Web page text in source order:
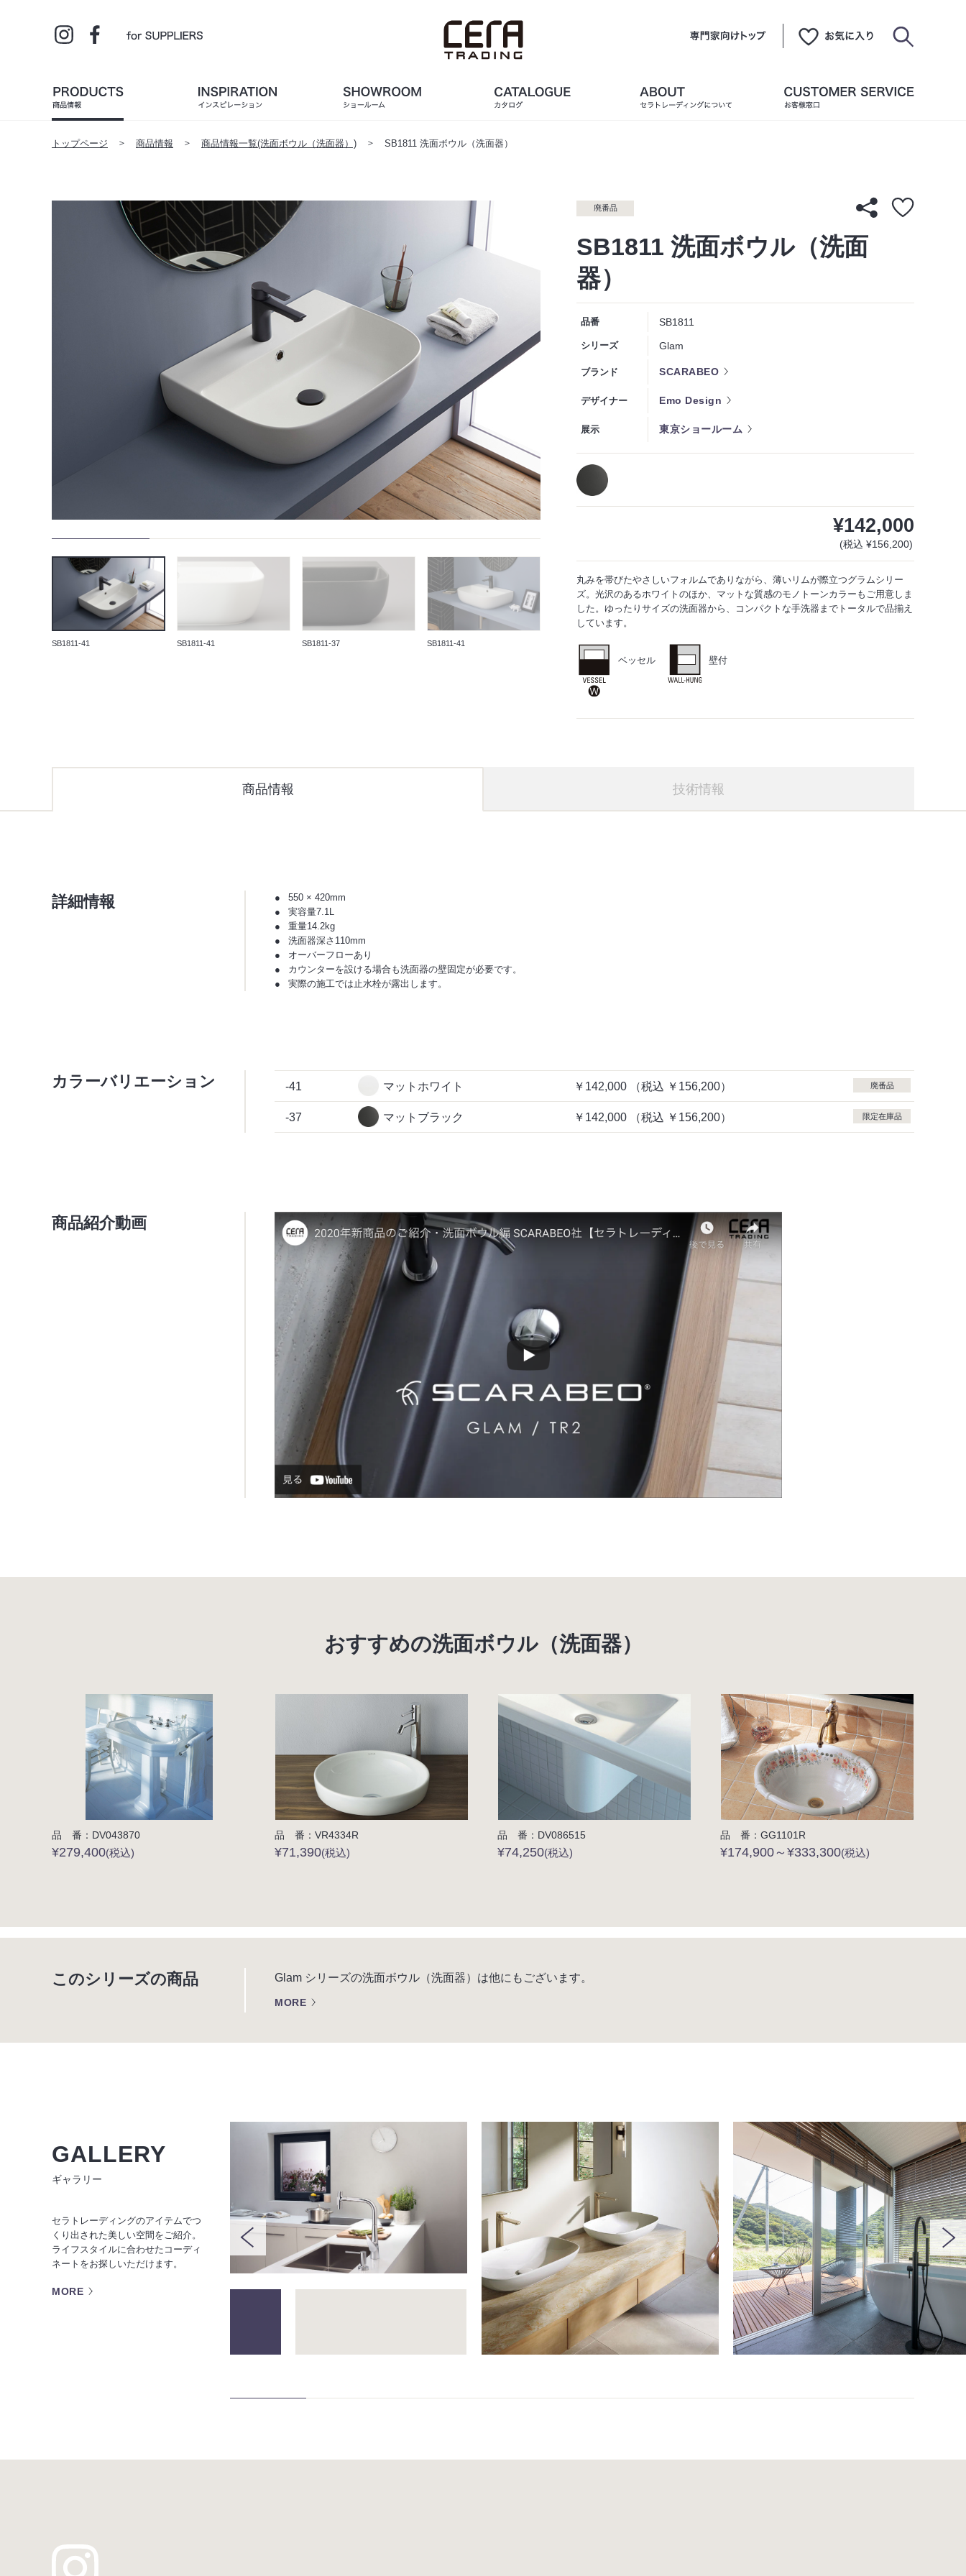
トップページ 商品情報 商品情報一覧(洗面ボウル（洗面器）) SB1811 洗面ボウル（洗面器）
SB1811-41 SB1811-41 SB1811-37 SB1811-41 SB1811-37 SB1811-41
廃番品
SB1811 洗面ボウル（洗面
器）
品番 SB1811
シリーズ Glam
ブランド SCARABEO
デザイナー Emo Design
展示 東京ショールーム
¥142,000
(税込 ¥156,200)
丸みを帯びたやさしいフォルムでありながら、薄いリムが際立つグラムシリー
ズ。光沢のあるホワイトのほか、マットな質感のモノトーンカラーもご用意しま
した。ゆったりサイズの洗面器から、コンパクトな手洗器までトータルで品揃え
しています。
ベッセル 壁付
商品情報 技術情報
詳細情報
550 × 420mm
実容量7.1L
重量14.2kg
洗面器深さ110mm
オーバーフローあり
カウンターを設ける場合も洗面器の壁固定が必要です。
実際の施工では止水栓が露出します。
カラーバリエーション -41 マットホワイト ￥142,000 （税込 ￥156,200） 廃番品
-37 マットブラック ￥142,000 （税込 ￥156,200） 限定在庫品
商品紹介動画
おすすめの洗面ボウル（洗面器）
品 番：DV043870
¥279,400(税込)
品 番：VR4334R
¥71,390(税込)
品 番：DV086515
¥74,250(税込)
品 番：GG1101R
¥174,900～¥333,300(税込)
このシリーズの商品 Glam シリーズの洗面ボウル（洗面器）は他にもございます。
MORE
GALLERY
ギャラリー
セラトレーディングのアイテムでつ
くり出された美しい空間をご紹介。
ライフスタイルに合わせたコーディ
ネートをお探しいただけます。
MORE